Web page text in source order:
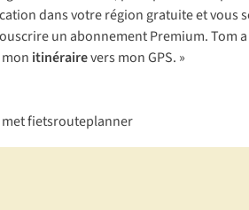
dans votre région gratuite et
un abonnement Premium. Tom
mon itinérairevers mon GPS. »